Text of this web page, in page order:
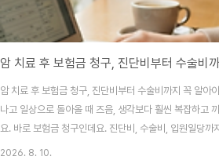
암 치료 후 보험금 청구, 진단비부터 수술비까지 꼭 알아
나고 일상으로 돌아올 때 즈음, 생각보다 훨씬 복잡하고
요. 바로 보험금 청구인데요. 진단비, 수술비, 입원일당까
아야 할 권리를 놓치기 십상이에요. 저도 가족의 암 투병
2026. 8. 10.